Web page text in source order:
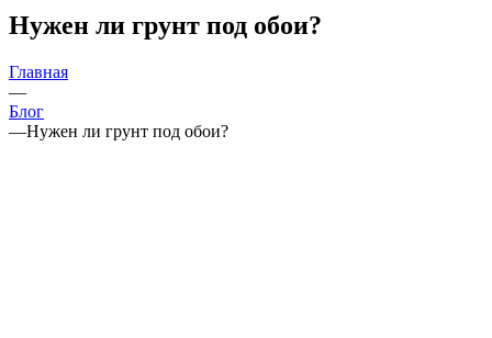
Нужен ли грунт под обои?
Главная
—
Блог
—Нужен ли грунт под обои?